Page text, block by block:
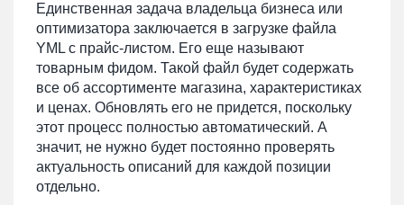
Единственная задача владельца бизнеса или
оптимизатора заключается в загрузке файла
YML с прайс-листом. Его еще называют
товарным фидом. Такой файл будет содержать
все об ассортименте магазина, характеристиках
и ценах. Обновлять его не придется, поскольку
этот процесс полностью автоматический. А
значит, не нужно будет постоянно проверять
актуальность описаний для каждой позиции
отдельно.